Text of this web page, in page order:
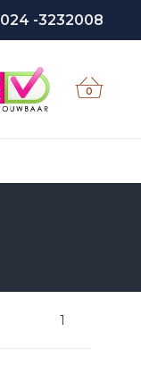
024 -3232008
0
1